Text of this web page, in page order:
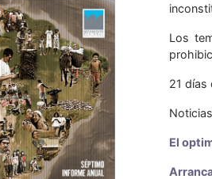
Los
21 días
El